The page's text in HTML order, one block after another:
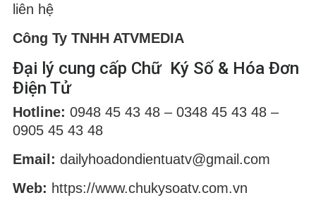
liên hệ
Công Ty TNHH ATVMEDIA
Đại lý cung cấp Chữ Ký Số & Hóa Đơn
Điện Tử
Hotline: 0948 45 43 48 – 0348 45 43 48 –
0905 45 43 48
Email: dailyhoadondientuatv@gmail.com
Web: https://www.chukysoatv.com.vn